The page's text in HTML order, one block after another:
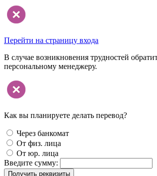
Перейти на страницу входа
В случае возникновения трудностей
персональному менеджеру.
Как вы планируете делать перевод?
Через банкомат
От физ. лица
От юр. лица
Введите сумму:
Получить реквизиты